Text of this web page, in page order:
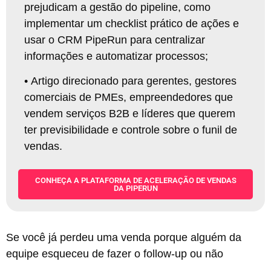
prejudicam a gestão do pipeline, como
implementar um checklist prático de ações e
usar o CRM PipeRun para centralizar
informações e automatizar processos;
• Artigo direcionado para gerentes, gestores
comerciais de PMEs, empreendedores que
vendem serviços B2B e líderes que querem
ter previsibilidade e controle sobre o funil de
vendas.
CONHEÇA A PLATAFORMA DE ACELERAÇÃO DE VENDAS
DA PIPERUN
Se você já perdeu uma venda porque alguém da
equipe esqueceu de fazer o follow-up ou não